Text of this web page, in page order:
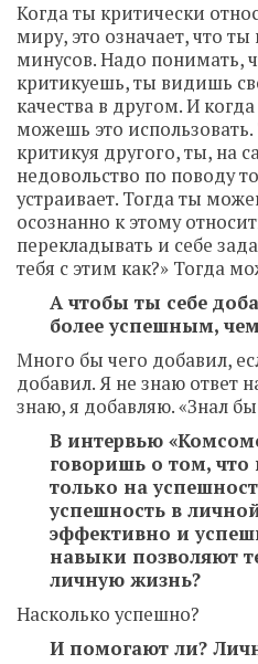
Когда ты критически
миру, это означает, что
минусов. Надо понимать,
критикуешь, ты видишь
качества в другом. И
можешь это использовать.
критикуя другого, ты, на
недовольство по поводу
устраивает. Тогда ты
осознанно к этому
перекладывать и себе
тебя с этим как?» Тогда
А чтобы ты себе
более успешным,
Много бы чего добавил,
добавил. Я не знаю ответ
знаю, я добавляю. «Знал
В интервью
говоришь о том,
только на
успешность в
эффективно и
навыки позволяют
личную жизнь?
Насколько успешно?
И помогают ли?